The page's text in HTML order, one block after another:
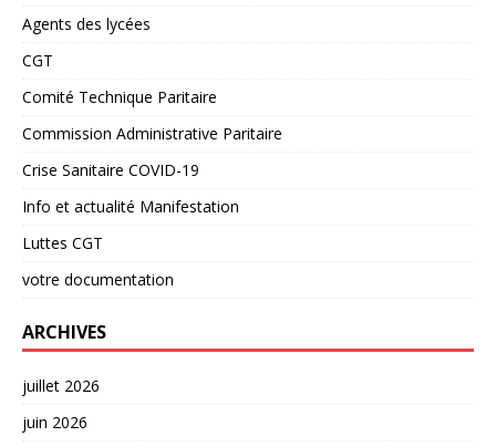
Agents des lycées
CGT
Comité Technique Paritaire
Commission Administrative Paritaire
Crise Sanitaire COVID-19
Info et actualité Manifestation
Luttes CGT
votre documentation
ARCHIVES
juillet 2026
juin 2026